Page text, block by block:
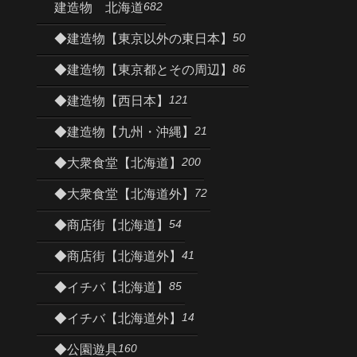
建造物 北海道682
◆建造物【東京以外の東日本】 50
◆建造物【東京都とその周辺】 86
◆建造物【西日本】 121
◆建造物【九州・沖縄】 21
◆大衆食堂【北海道】 200
◆大衆食堂【北海道外】 72
◆商店街【北海道】 54
◆商店街【北海道外】 41
◆イチバ【北海道】 85
◆イチバ【北海道外】 14
◆公園遊具160